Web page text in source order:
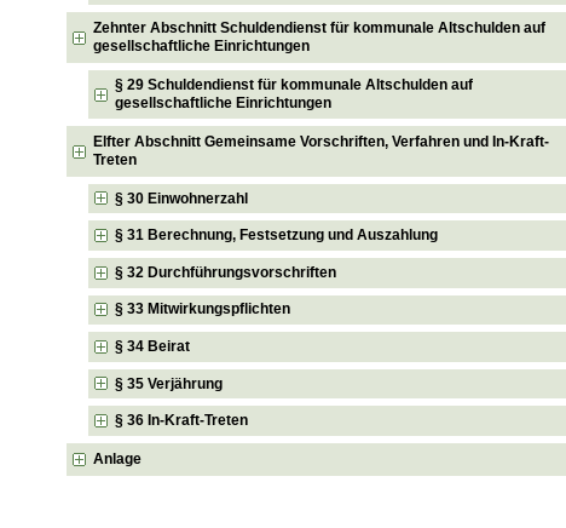
Zehnter Abschnitt Schuldendienst für kommunale Altschulden auf
gesellschaftliche Einrichtungen
§ 29 Schuldendienst für kommunale Altschulden auf
gesellschaftliche Einrichtungen
Elfter Abschnitt Gemeinsame Vorschriften, Verfahren und In-Kraft-
Treten
§ 30 Einwohnerzahl
§ 31 Berechnung, Festsetzung und Auszahlung
§ 32 Durchführungsvorschriften
§ 33 Mitwirkungspflichten
§ 34 Beirat
§ 35 Verjährung
§ 36 In-Kraft-Treten
Anlage